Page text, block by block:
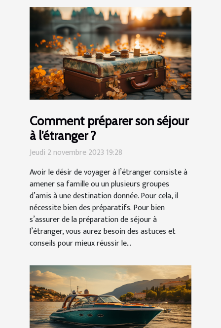
Comment préparer son séjour
à l’étranger ?
Jeudi 2 novembre 2023 19:28
Avoir le désir de voyager à l’étranger consiste à
amener sa famille ou un plusieurs groupes
d’amis à une destination donnée. Pour cela, il
nécessite bien des préparatifs. Pour bien
s’assurer de la préparation de séjour à
l’étranger, vous aurez besoin des astuces et
conseils pour mieux réussir le...